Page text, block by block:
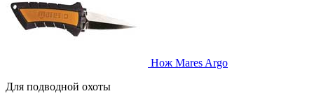
Нож Mares Argo
Для подводной охоты